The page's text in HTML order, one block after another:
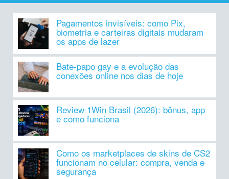
Pagamentos invisíveis: como Pix,
biometria e carteiras digitais mudaram
os apps de lazer
Bate-papo gay e a evolução das
conexões online nos dias de hoje
Review 1Win Brasil (2026): bônus, app
e como funciona
Como os marketplaces de skins de CS2
funcionam no celular: compra, venda e
segurança